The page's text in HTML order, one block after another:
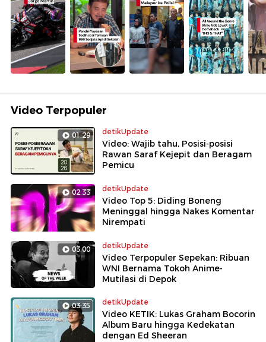
Video Terpopuler
01:29 detikUpdate
Video: Wajib tahu, Posisi-posisi
Rawan Saraf Kejepit dan Beragam
Pemicu
02:33 detikUpdate
Video Top 5: Diding Boneng
Meninggal hingga Nakes Komentar
Nirempati
03:00 detikUpdate
Video Terpopuler Sepekan: Ribuan
WNI Bernama Tokoh Anime-
Mutilasi di Depok
03:35 detikUpdate
Video KETIK: Lukas Graham Bocorin
Album Baru hingga Kedekatan
dengan Ed Sheeran